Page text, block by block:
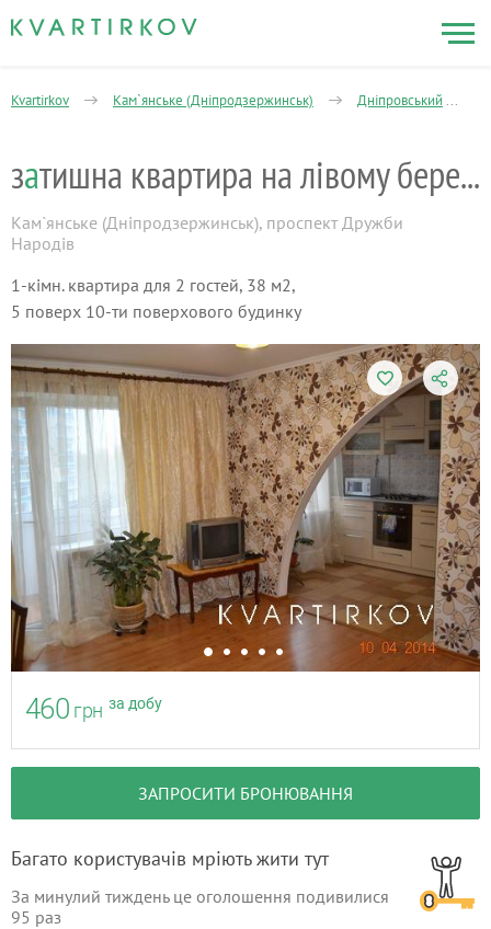
Kvartirkov Кам`янське (Дніпродзержинськ) Дніпровський
за тишна квартира на лівому березі
Кам`янське (Дніпродзержинськ), проспект Дружби
Народів
1-кімн. квартира для 2 гостей, 38 м2,
5 поверх 10-ти поверхового будинку
460 грн за добу
ЗАПРОСИТИ БРОНЮВАННЯ
Багато користувачів мріють жити тут
За минулий тиждень це оголошення подивилися
95 раз